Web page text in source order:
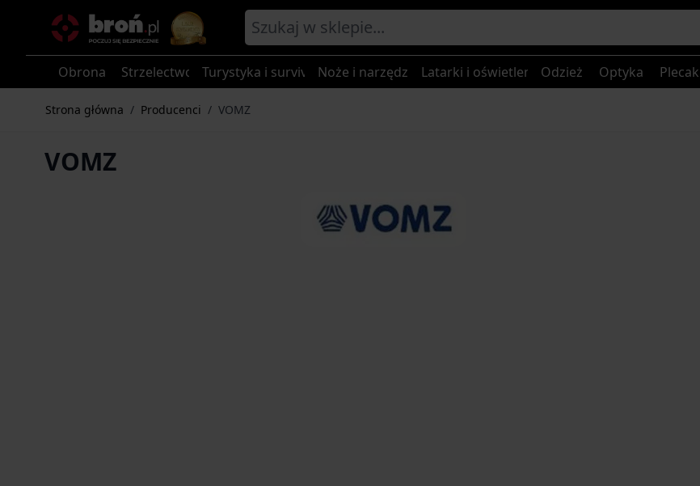
Obrona Strzelectwo Turystyka i survival Noże i narzędzia Latarki i oświetlenieOdzież Optyka
Strona główna / Producenci / VOMZ
VOMZ